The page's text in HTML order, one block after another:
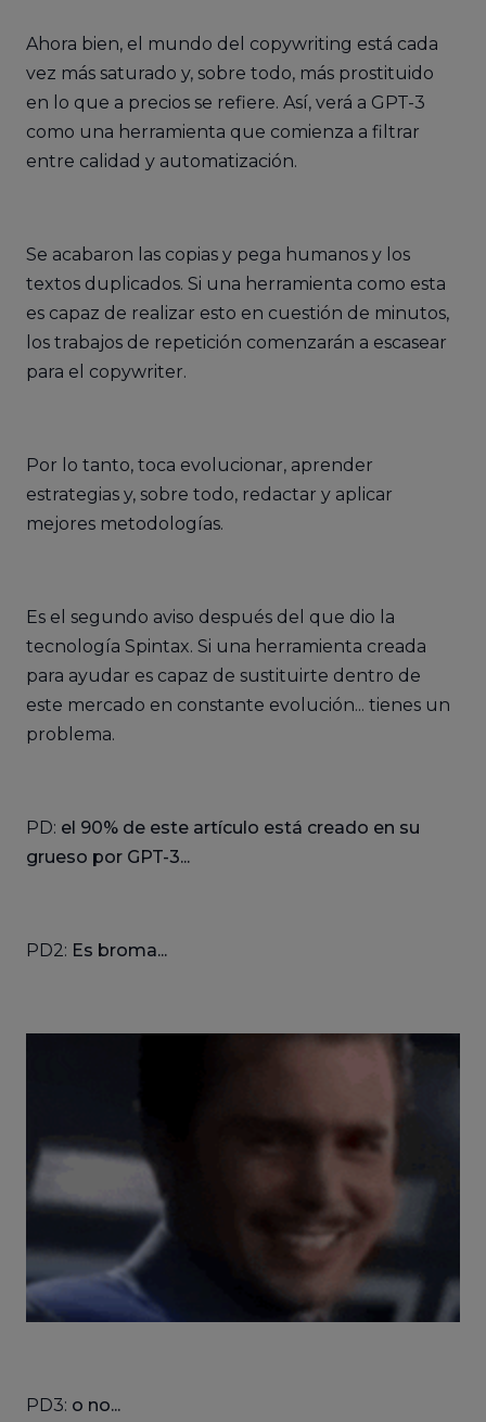
Ahora bien, el mundo del copywriting está cada
vez más saturado y, sobre todo, más prostituido
en lo que a precios se refiere. Así, verá a GPT-3
como una herramienta que comienza a filtrar
entre calidad y automatización.
Se acabaron las copias y pega humanos y los
textos duplicados. Si una herramienta como esta
es capaz de realizar esto en cuestión de minutos,
los trabajos de repetición comenzarán a escasear
para el copywriter.
Por lo tanto, toca evolucionar, aprender
estrategias y, sobre todo, redactar y aplicar
mejores metodologías.
Es el segundo aviso después del que dio la
tecnología Spintax. Si una herramienta creada
para ayudar es capaz de sustituirte dentro de
este mercado en constante evolución... tienes un
problema.
PD: el 90% de este artículo está creado en su
grueso por GPT-3...
PD2: Es broma...
PD3: o no...